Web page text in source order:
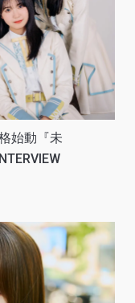
始動『未